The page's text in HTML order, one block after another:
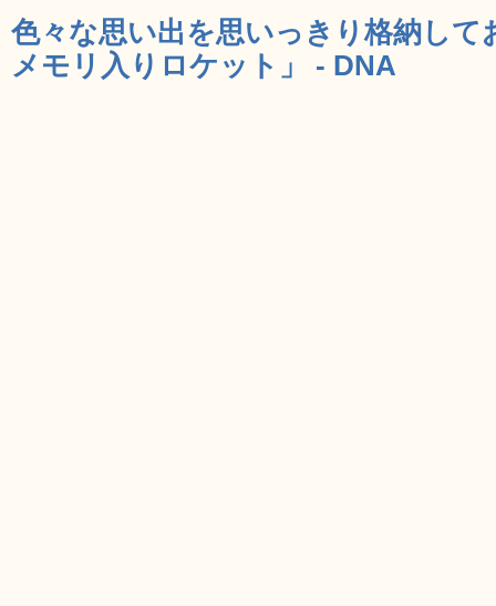
色々な思い出を思いっきり格納し
メモリ入りロケット」 - DNA